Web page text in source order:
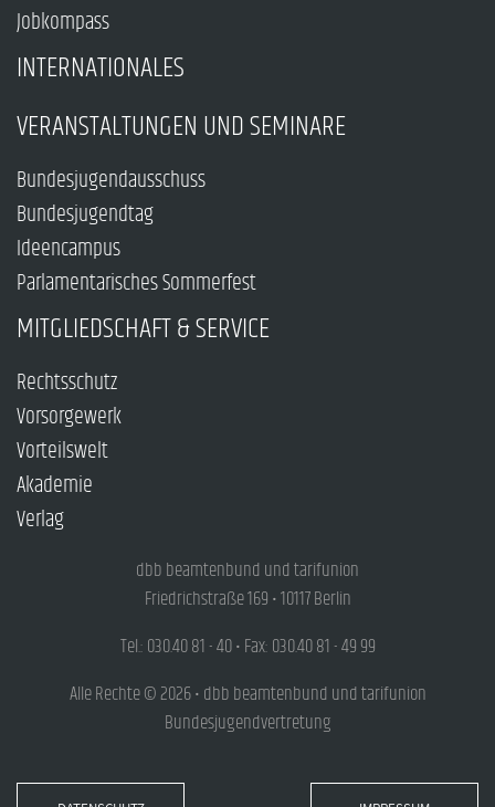
Jobkompass
INTERNATIONALES
VERANSTALTUNGEN UND SEMINARE
Bundesjugendausschuss
Bundesjugendtag
Ideencampus
Parlamentarisches Sommerfest
MITGLIEDSCHAFT & SERVICE
Rechtsschutz
Vorsorgewerk
Vorteilswelt
Akademie
Verlag
dbb beamtenbund und tarifunion
Friedrichstraße 169 • 10117 Berlin
Tel.: 030.40 81 - 40 • Fax: 030.40 81 - 49 99
Alle Rechte © 2026 • dbb beamtenbund und tarifunion
Bundesjugendvertretung